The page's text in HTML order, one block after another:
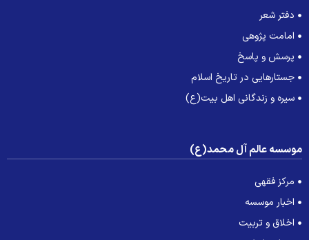
دفتر شعر
امامت پژوهی
پرسش و پاسخ
جستارهایی در تاریخ اسلام
سیره و زندگانی اهل بیت(ع)
عالم آل محمد(ع)
مرکز فقهی
اخبار موسسه
اخلاق و تربیت